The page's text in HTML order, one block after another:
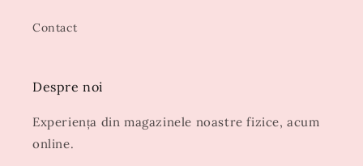
Contact
Despre noi
Experiența din magazinele noastre fizice, acum
online.